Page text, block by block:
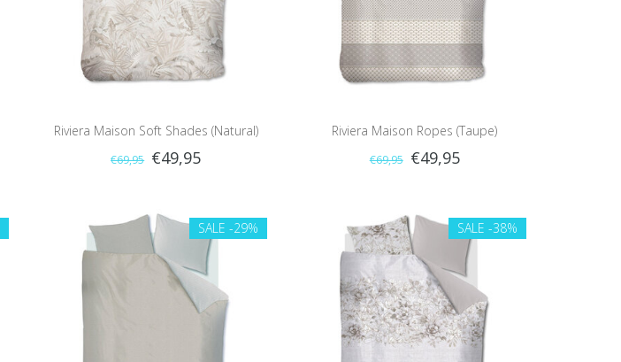
Riviera Maison Soft Shades (Natural)
€69,95 €49,95
Riviera Maison Ropes (Taupe)
€69,95 €49,95
SALE-29% SALE -38%